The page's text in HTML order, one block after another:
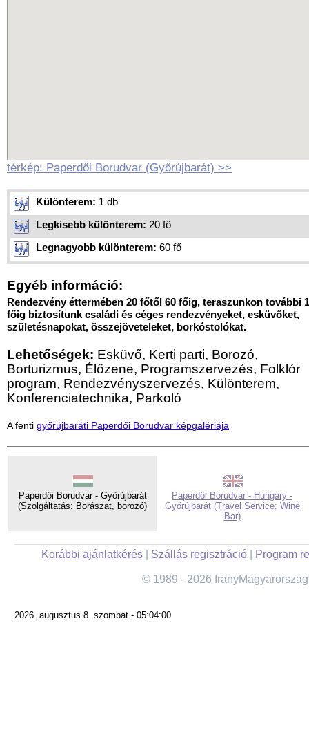
térkép: Paperdői Borudvar (Győrújbarát) >>
Különterem: 1 db
Legkisebb különterem: 20 fő
Legnagyobb különterem: 60 fő
Egyéb információ:
Rendezvény éttermében 20 főtől 60 főig, teraszunkon további
főig biztosítunk családi és céges rendezvényeket, esküvőket,
születésnapokat, összejöveteleket, borkóstolókat.
Lehetőségek: Esküvő, Kerti parti, Borozó,
Borturizmus, Élőzene, Programszervezés, Folklór
program, Rendezvényszervezés, Különterem,
Konferenciatechnika, Parkoló
A fenti győrújbaráti Paperdői Borudvar képgalériája
Paperdői Borudvar - Győrújbarát
(Szolgáltatás: Borászat, borozó)
Paperdői Borudvar - Hungary -
Győrújbarát (Travel Service: Wine
Bar)
Korábbi ajánlatkérés| Szállás regisztráció| Program
© 1989 - 2026
2026. augusztus 8. szombat - 05:04:00